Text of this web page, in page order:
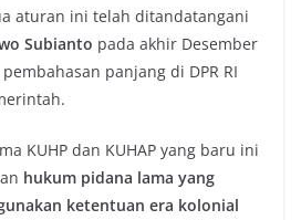
aturan ini telah ditandatangani
Subianto pada akhir Desember
panjang di DPR RI
KUHP dan KUHAP yang baru ini
hukum pidana lama yang
ketentuan era kolonial